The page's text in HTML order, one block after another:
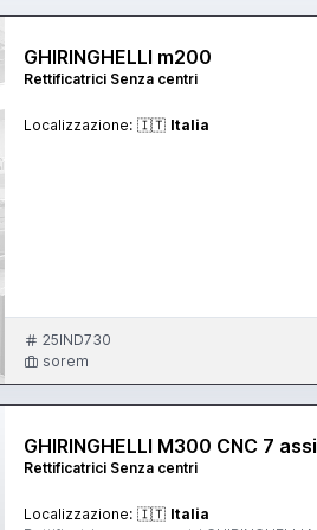
GHIRINGHELLI m200
Rettificatrici Senza centri
Localizzazione: 🇮🇹 Italia
25IND730
sorem
GHIRINGHELLI M300 CNC 7 assi
Rettificatrici Senza centri
Localizzazione: 🇮🇹 Italia